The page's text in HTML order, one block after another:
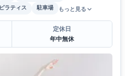
ラティス 駐車場 もっと見る
定休日
年中無休